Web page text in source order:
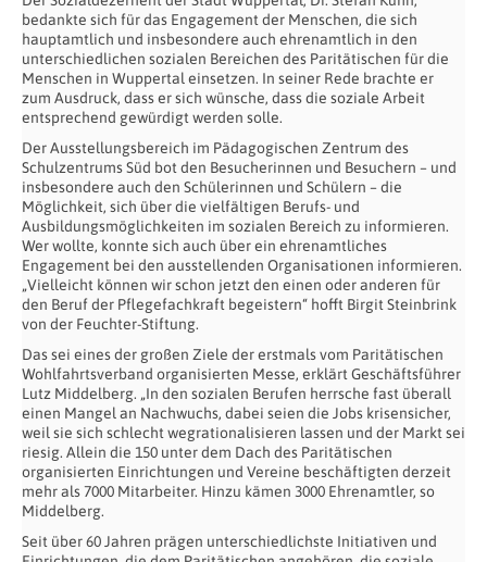
bedankte sich für das Engagement der Menschen, die sich
hauptamtlich und insbesondere auch ehrenamtlich in den
unterschiedlichen sozialen Bereichen des Paritätischen für die
Menschen in Wuppertal einsetzen. In seiner Rede brachte er
zum Ausdruck, dass er sich wünsche, dass die soziale Arbeit
entsprechend gewürdigt werden solle.
Der Ausstellungsbereich im Pädagogischen Zentrum des
Schulzentrums Süd bot den Besucherinnen und Besuchern – und
insbesondere auch den Schülerinnen und Schülern – die
Möglichkeit, sich über die vielfältigen Berufs- und
Ausbildungsmöglichkeiten im sozialen Bereich zu informieren.
Wer wollte, konnte sich auch über ein ehrenamtliches
Engagement bei den ausstellenden Organisationen informieren.
„Vielleicht können wir schon jetzt den einen oder anderen für
den Beruf der Pflegefachkraft begeistern“ hofft Birgit Steinbrink
von der Feuchter-Stiftung.
Das sei eines der großen Ziele der erstmals vom Paritätischen
Wohlfahrtsverband organisierten Messe, erklärt Geschäftsführer
Lutz Middelberg. „In den sozialen Berufen herrsche fast überall
einen Mangel an Nachwuchs, dabei seien die Jobs krisensicher,
weil sie sich schlecht wegrationalisieren lassen und der Markt sei
riesig. Allein die 150 unter dem Dach des Paritätischen
organisierten Einrichtungen und Vereine beschäftigten derzeit
mehr als 7000 Mitarbeiter. Hinzu kämen 3000 Ehrenamtler, so
Middelberg.
Seit über 60 Jahren prägen unterschiedlichste Initiativen und